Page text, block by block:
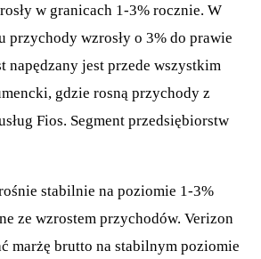
w granicach 1-3% rocznie. W
przychody wzrosły o 3% do prawie
napędzany jest przede wszystkim
gdzie rosną przychody z
Fios. Segment przedsiębiorstw
stabilnie na poziomie 1-3%
ze wzrostem przychodów. Verizon
marżę brutto na stabilnym poziomie